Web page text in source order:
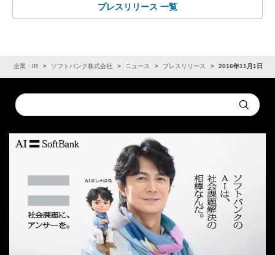
プレスリリース 一覧
企業・IR ソフトバンク株式会社 ニュース プレスリリース 2016年11月1日
Conduct
a
Submit